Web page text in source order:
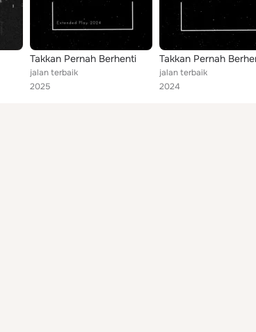
Takkan Pernah Berhenti
jalan terbaik
2025
Takkan Pernah
jalan terbaik
2024